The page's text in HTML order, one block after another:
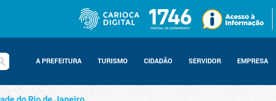
A PREFEITURA TURISMO CIDADÃO SERVIDOR EMPRESA